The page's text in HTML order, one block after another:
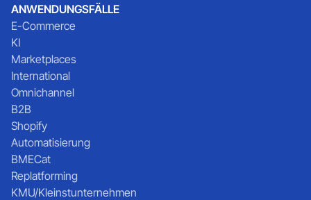
ANWENDUNGSFÄLLE
E-Commerce
KI
Marketplaces
International
Omnichannel
B2B
Shopify
Automatisierung
BMECat
Replatforming
KMU/Kleinstunternehmen